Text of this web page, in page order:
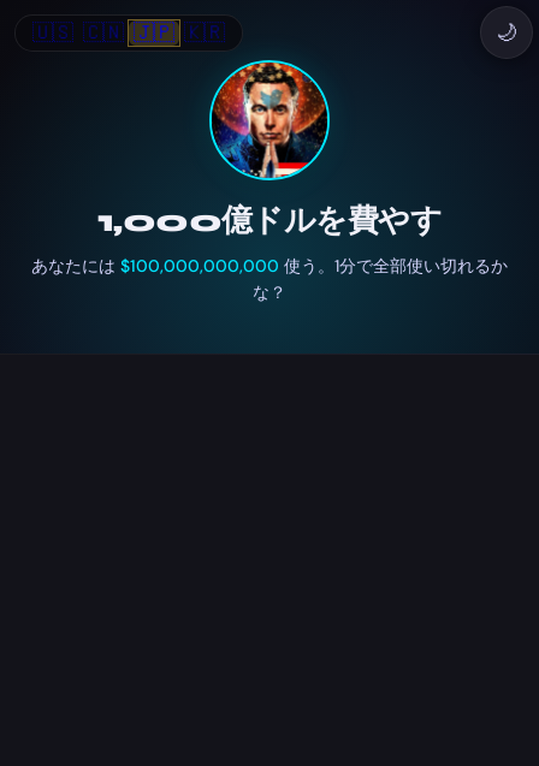
🇺🇸 🇨🇳 🇯🇵 🇰🇷 🌙
1,000億ドルを費やす
あなたには $100,000,000,000 使う。1分で全部使い切れるか
な？